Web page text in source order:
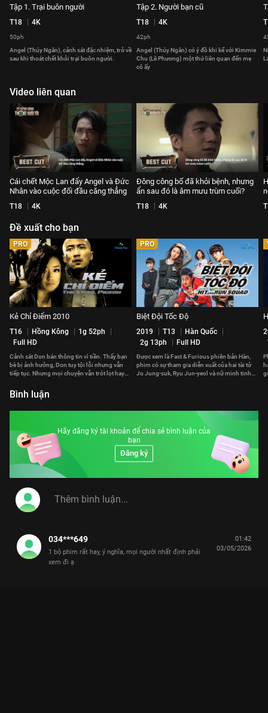
Tập 1. Trại buôn người
T18 4K
50ph
Angel (Thúy Ngân), cảnh sát đặc nhiệm, trở về
sau khi thoát chết khỏi trại buôn người.
Tập 2. Người bạn cũ
T18 4K
42ph
Angel (Thúy Ngân) có ý đồ khi kể với Kimmie
Chu (Lê Phương) một thứ liên quan đến mẹ
cô ấy
Video liên quan
Cái chết Mộc Lan đẩy Angel và Đức
Nhân vào cuộc đối đầu căng thẳng
T18 4K
Đông công bố đã khỏi bệnh, nhưng
ẩn sau đó là âm mưu trùm cuối?
T18 4K
Đề xuất cho bạn
PRO
Kẻ Chỉ Điểm 2010
T16 Hồng Kông
1g 52ph
Full HD
Cảnh sát Don bán thông tin vì tiền. Thấy bạn
bè bị ảnh hưởng, Don tuy tội lỗi nhưng vẫn
tiếp tục. Nhưng mọi chuyện vẫn trót lọt hay
PRO
Biệt Đội Tốc Độ
2019 T13
Hàn Quốc
2g 13ph
Full HD
Được xem là Fast & Furious phiên bản Hàn,
phim có sự tham gia diễn xuất của hai tài tử
Jo Jung-suk, Ryu Jun-yeol và nữ minh tinh
Bình luận
Hãy đăng ký tài khoản để chia sẻ bình luận của
bạn
Đăng ký
034***649
1 bộ phim rất hay, ý nghĩa, mọi người nhất định phải
xem đi ạ
01:42
03/05/2026